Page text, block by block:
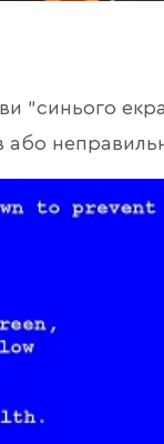
"синього